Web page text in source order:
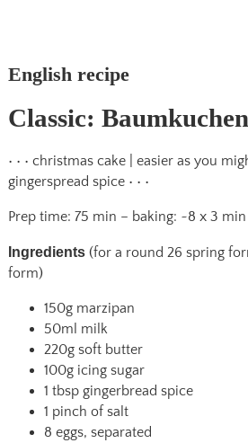
English recipe
Classic: Baumkuchen
• • • christmas cake | easier as you
gingerspread spice • • •
Prep time: 75 min – baking: ~8 x 3
Ingredients (for a round 26 spring
form)
150g marzipan
50ml milk
220g soft butter
100g icing sugar
1 tbsp gingerbread spice
1 pinch of salt
8 eggs, separated